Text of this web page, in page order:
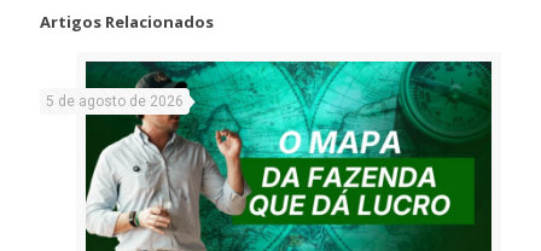
Artigos Relacionados
5 de agosto de 2026